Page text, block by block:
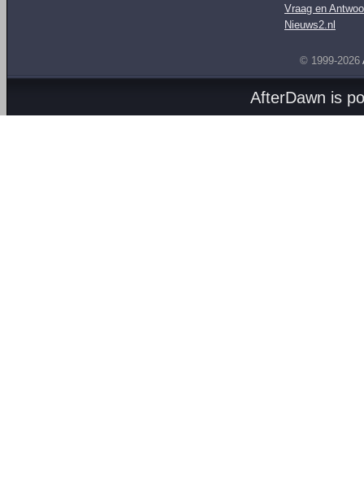
Vraag en
Nieuws2.nl
© 1999-2026
AfterDawn is